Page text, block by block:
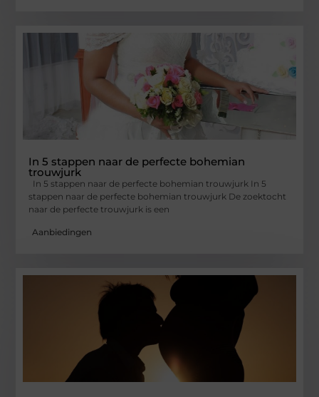
In 5 stappen naar de perfecte bohemian
trouwjurk
In 5 stappen naar de perfecte bohemian trouwjurk In 5
stappen naar de perfecte bohemian trouwjurk De zoektocht
naar de perfecte trouwjurk is een
Aanbiedingen